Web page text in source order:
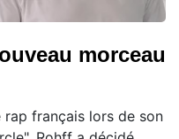
morceau
français lors de son